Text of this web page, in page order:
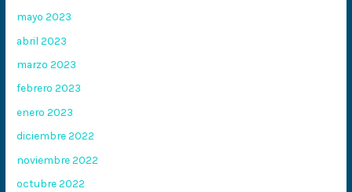
mayo 2023
abril 2023
marzo 2023
febrero 2023
enero 2023
diciembre 2022
noviembre 2022
octubre 2022